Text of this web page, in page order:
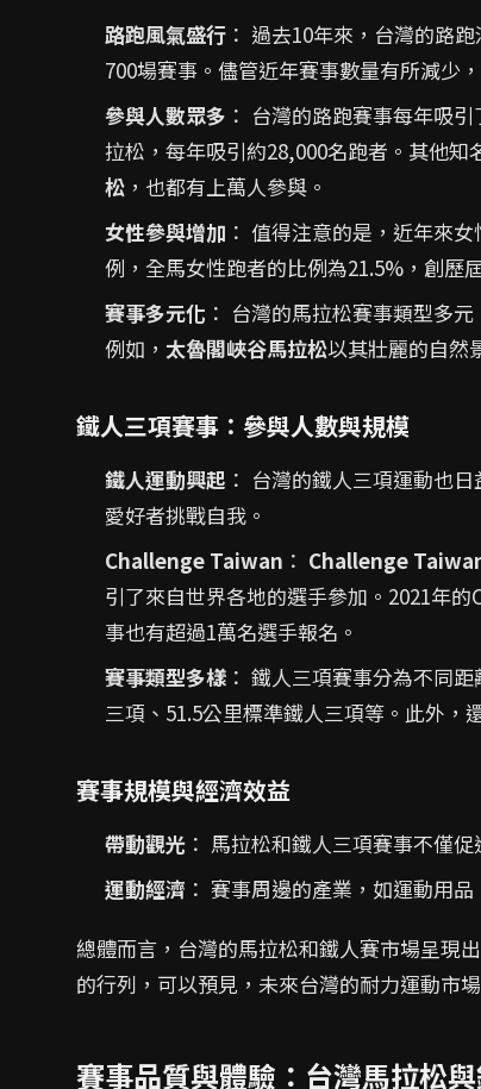
路跑風氣盛行 ： 過去10年來，台灣的路
700場賽事。儘管近年賽事數量有所減少
參與人數眾多 ： 台灣的路跑賽事每年吸
拉松，每年吸引約28,000名跑者。其他知
松 ，也都有上萬人參與。
女性參與增加 ： 值得注意的是，近年來
例，全馬女性跑者的比例為21.5%，創歷
賽事多元化 ： 台灣的馬拉松賽事類型多
例如， 太魯閣峽谷馬拉松以其壯麗的自然
鐵人三項賽事：參與人數與規模
鐵人運動興起 ： 台灣的鐵人三項運動也
愛好者挑戰自我。
Challenge Taiwan ： Challenge
引了來自世界各地的選手參加。2021年
事也有超過1萬名選手報名。
賽事類型多樣 ： 鐵人三項賽事分為不同
三項、51.5公里標準鐵人三項等。此外，
賽事規模與經濟效益
帶動觀光 ： 馬拉松和鐵人三項賽事不僅
運動經濟 ： 賽事周邊的產業，如運動用
總體而言，台灣的馬拉松和鐵人賽市場呈現
的行列，可以預見，未來台灣的耐力運動市
賽事品質與體驗：台灣馬拉松